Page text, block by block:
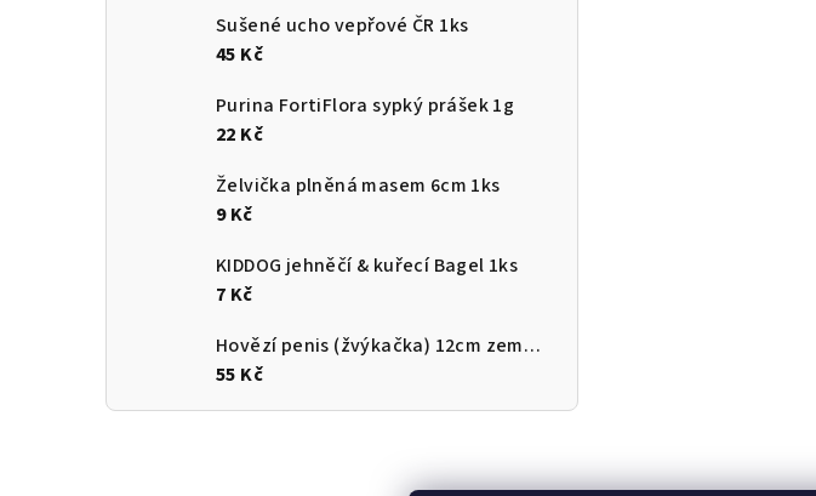
Sušené ucho vepřové ČR 1ks
45 Kč
Purina FortiFlora sypký prášek 1g
22 Kč
Želvička plněná masem 6cm 1ks
9 Kč
KIDDOG jehněčí & kuřecí Bagel 1ks
7 Kč
Hovězí penis (žvýkačka) 12cm země původu ČR
55 Kč